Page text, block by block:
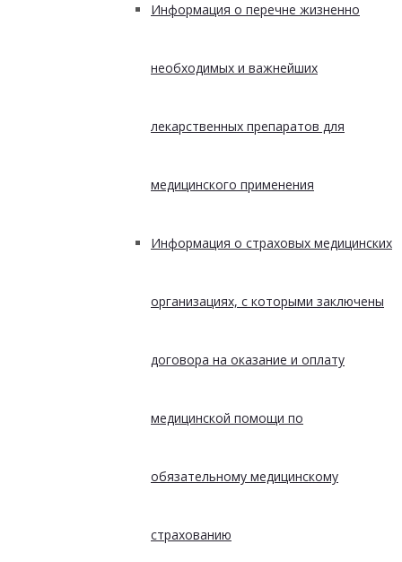
Информация о перечне жизненно
необходимых и важнейших
лекарственных препаратов для
медицинского применения
Информация о страховых медицинских
организациях, с которыми заключены
договора на оказание и оплату
медицинской помощи по
обязательному медицинскому
страхованию